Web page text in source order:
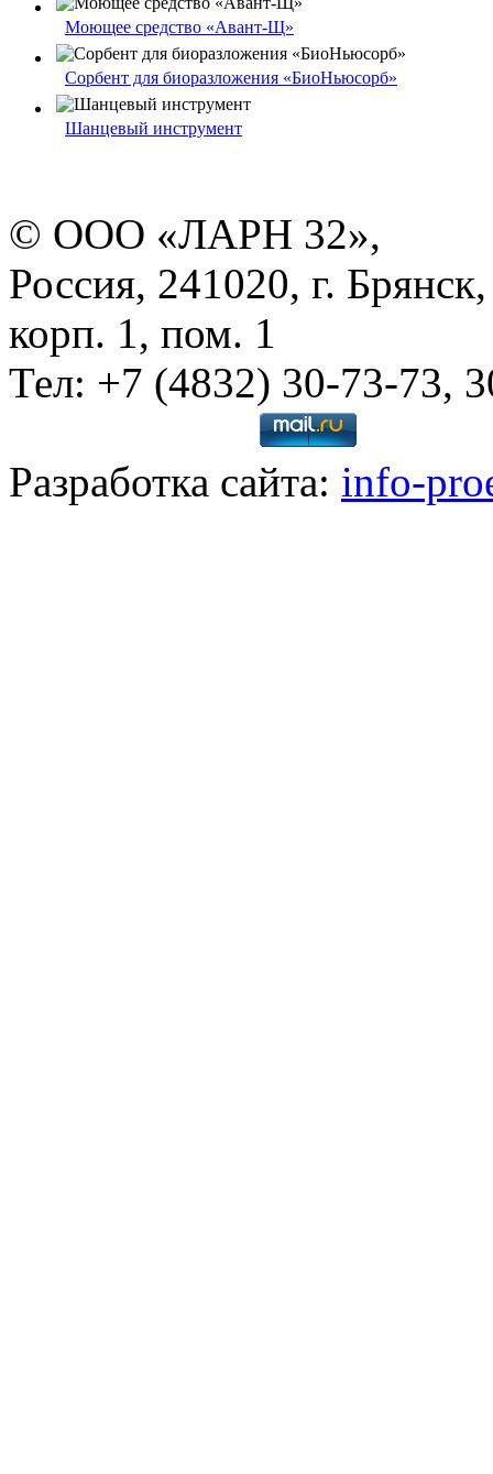
Моющее средство «Авант-Щ»
Сорбент для биоразложения «БиоНьюсорб»
Шанцевый инструмент
© ООО «ЛАРН 32»,
Россия, 241020, г.
корп. 1, пом. 1
Тел: +7 (4832) 30-73-73,
Разработка сайта: info-